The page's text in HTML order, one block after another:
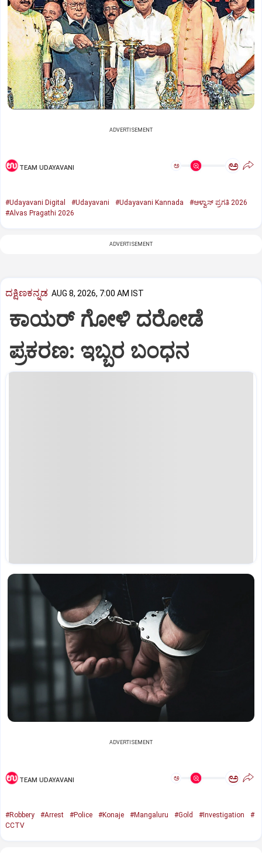
ADVERTISEMENT
TEAM UDAYAVANI ಅ ಅ
#Udayavani Digital #Udayavani #Udayavani Kannada
#ಆಳ್ವಾಸ್‌ ಪ್ರಗತಿ 2026
#Alvas Pragathi 2026
ADVERTISEMENT
ದಕ್ಷಿಣಕನ್ನಡ AUG 8, 2026, 7:00 AM IST
ಕಾಯರ್ ಗೋಳಿ ದರೋಡೆ
ಪ್ರಕರಣ: ಇಬ್ಬರ ಬಂಧನ
ADVERTISEMENT
TEAM UDAYAVANI ಅ ಅ
#Robbery #Arrest #Police #Konaje #Mangaluru #Gold #Investigation
#
CCTV